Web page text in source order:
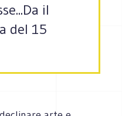
il
del 15